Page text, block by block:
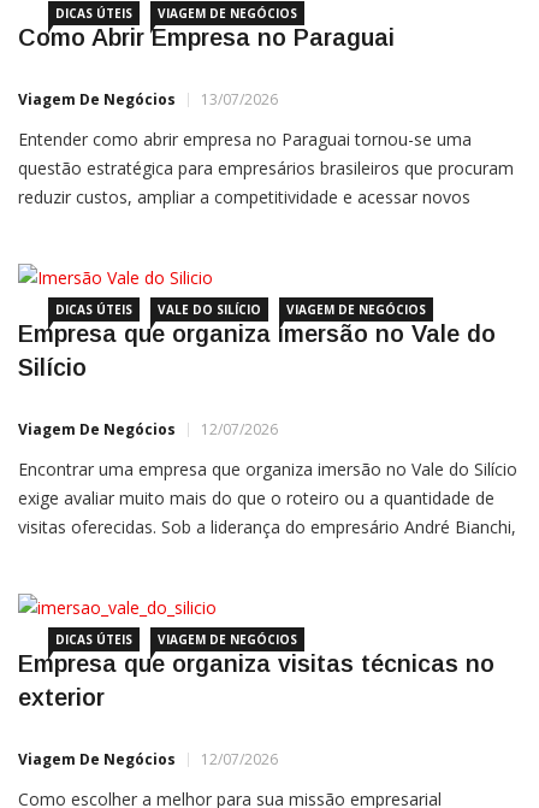
conectando
DICAS ÚTEIS VIAGEM DE NEGÓCIOS
Como Abrir Empresa no Paraguai
Viagem De Negócios 13/07/2026
Entender como abrir empresa no Paraguai tornou-se uma
questão estratégica para empresários brasileiros que procuram
reduzir custos, ampliar a competitividade e acessar novos
para indústrias e empresas exportadoras. Entretanto, abrir uma
empresa no
DICAS ÚTEIS VALE DO SILÍCIO VIAGEM DE NEGÓCIOS
Empresa que organiza imersão no Vale do
Silício
Viagem De Negócios 12/07/2026
Encontrar uma empresa que organiza imersão no Vale do Silício
exige avaliar muito mais do que o roteiro ou a quantidade de
visitas oferecidas. Sob a liderança do empresário André Bianchi,
participantes em destinos como Vale […]
DICAS ÚTEIS VIAGEM DE NEGÓCIOS
Empresa que organiza visitas técnicas no
exterior
Viagem De Negócios 12/07/2026
Como escolher a melhor para sua missão empresarial